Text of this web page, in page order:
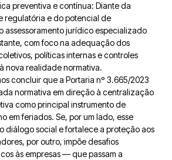
preventiva e contínua: Diante da
regulatória e do potencial de
assessoramento jurídico especializado
com foco na adequação dos
políticas internas e controles
nova realidade normativa.
concluir que a Portaria nº 3.665/2023
normativa em direção à centralização
como principal instrumento de
em feriados. Se, por um lado, esse
diálogo social e fortalece a proteção aos
por outro, impõe desafios
às empresas — que passam a